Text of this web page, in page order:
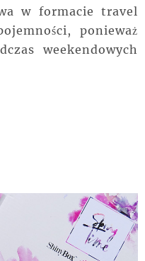
w formacie travel
ponieważ
weekendowych